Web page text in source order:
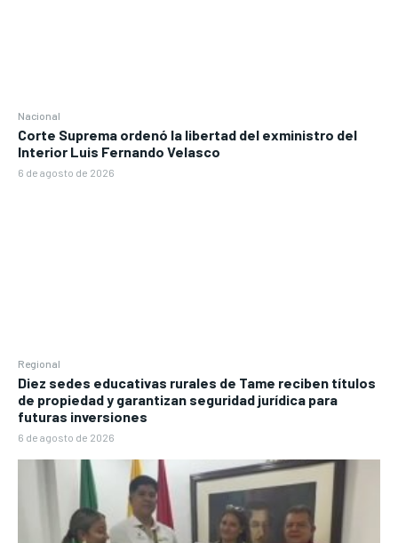
Nacional
Corte Suprema ordenó la libertad del exministro del
Interior Luis Fernando Velasco
6 de agosto de 2026
Regional
Diez sedes educativas rurales de Tame reciben títulos
de propiedad y garantizan seguridad jurídica para
futuras inversiones
6 de agosto de 2026